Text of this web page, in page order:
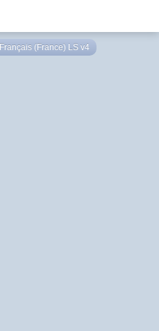
Français (France) LS v4